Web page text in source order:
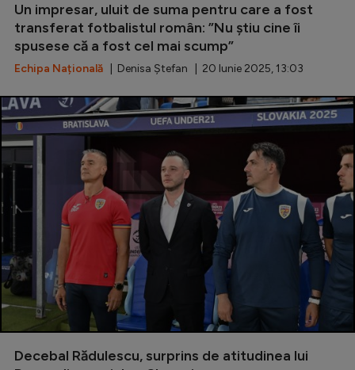
Un impresar, uluit de suma pentru care a fost
transferat fotbalistul român: ”Nu știu cine îi
spusese că a fost cel mai scump”
Echipa Națională | Denisa Ștefan | 20 Iunie 2025, 13:03
Decebal Rădulescu, surprins de atitudinea lui